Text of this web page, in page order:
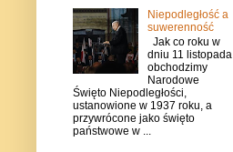
Niepodległość a
suwerenność
Jak co roku w
dniu 11 listopada
obchodzimy
Narodowe
Święto Niepodległości,
ustanowione w 1937 roku, a
przywrócone jako święto
państwowe w ...